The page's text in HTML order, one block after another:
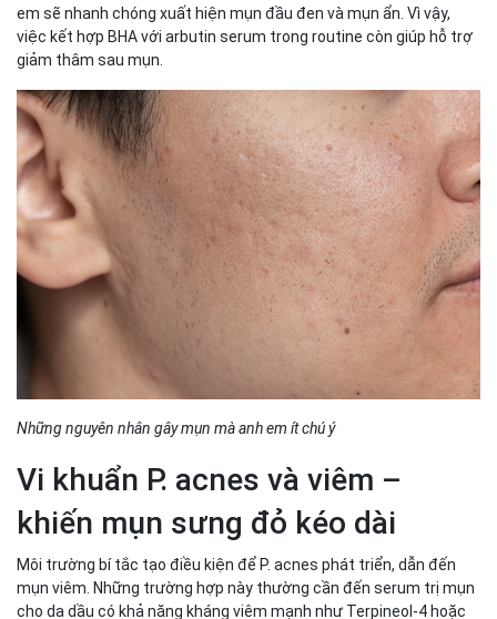
em sẽ nhanh chóng xuất hiện mụn đầu đen và mụn ẩn. Vì vậy,
việc kết hợp BHA với arbutin serum trong routine còn giúp hỗ trợ
giảm thâm sau mụn.
Những nguyên nhân gây mụn mà anh em ít chú ý
Vi khuẩn P. acnes và viêm –
khiến mụn sưng đỏ kéo dài
Môi trường bí tắc tạo điều kiện để P. acnes phát triển, dẫn đến
mụn viêm. Những trường hợp này thường cần đến serum trị mụn
cho da dầu có khả năng kháng viêm mạnh như Terpineol-4 hoặc